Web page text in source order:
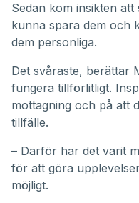
Sedan kom insikten
kunna spara dem och
dem personliga.
Det svåraste, berättar
fungera tillförlitligt.
mottagning och på att
tillfälle.
– Därför har det varit
för att göra
möjligt.